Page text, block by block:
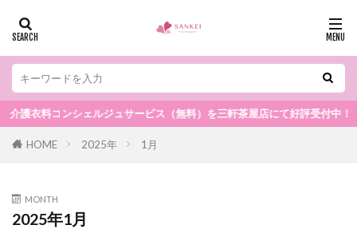
介護衣料コンシェルジュサービス（無料）を三軒茶屋店にて好評受付中！
HOME 2025年 1月
MONTH
2025年1月